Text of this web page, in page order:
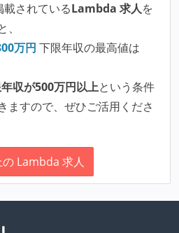
載されているLambda 求人を
万円 下限年収の最高値は
収が500万円以上という条件
ますので、ぜひご活用くださ
Lambda 求人